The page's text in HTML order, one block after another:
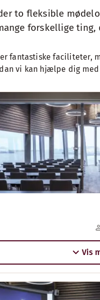
to fleksible
forskellige
fantastiske faciliteter,
vi kan hjælpe dig
Vis